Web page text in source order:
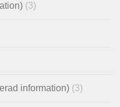
(3)
information) (3)